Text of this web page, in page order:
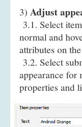
3) Adjust
3.1. Select
normal and
attributes on
3.2. Select
appearance for
properties and